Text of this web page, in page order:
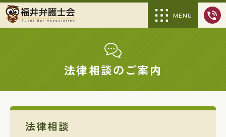
MENU
法律相談のご案内
法律相談